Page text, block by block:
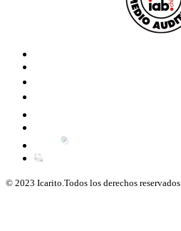
© 2023 Icarito.Todos los derechos reservados.